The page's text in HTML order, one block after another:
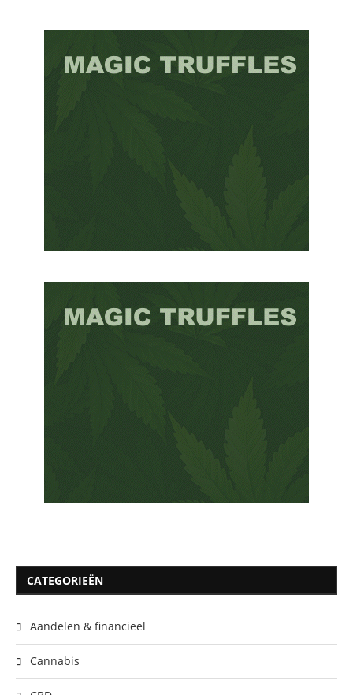
CATEGORIEËN
Aandelen & financieel
Cannabis